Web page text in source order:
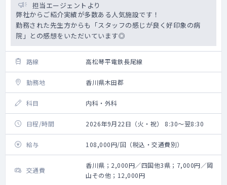
担当エージェントより
弊社からご紹介実績が多数ある人気施設です！
勤務された先生方からも「スタッフの感じが良く好印象の病
院」との感想をいただいています◎
路線 高松琴平電鉄長尾線
勤務地 香川県木田郡
科目 内科・外科
日程/時間 2026年9月22日（火・祝） 8:30～翌8:30
給与 108,000円/回（税込・交通費別）
交通費
香川県；2,000円／四国他3県；7,000円／岡
山その他；12,000円